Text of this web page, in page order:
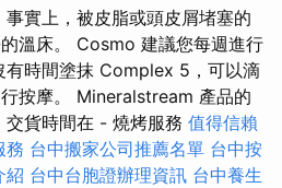
實上，被皮脂或頭皮屑堵塞的
溫床。 Cosmo 建議您每週進行
有時間塗抹 Complex 5，可以滴
按摩。 Mineralstream 產品的
貨時間在 - 燒烤服務 值得信賴
務 台中搬家公司推薦名單 台中按
紹 台中台胞證辦理資訊 台中養生